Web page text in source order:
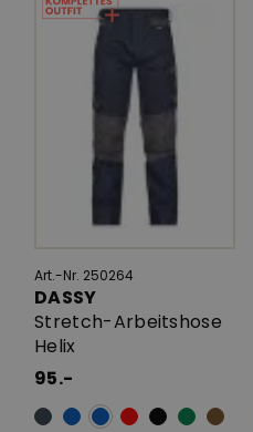
Art.-Nr. 250264
DASSY
Stretch-Arbeitshose
Helix
95.-